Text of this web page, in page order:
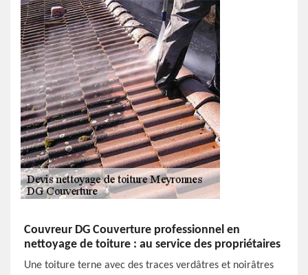
Couvreur DG Couverture professionnel en
nettoyage de toiture : au service des propriétaires
Une toiture terne avec des traces verdâtres et noirâtres